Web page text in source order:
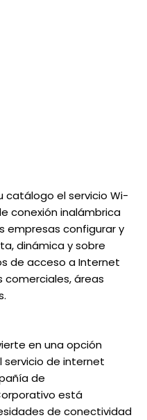
catálogo el servicio Wi-
conexión inalámbrica
empresas configurar y
dinámica y sobre
de acceso a Internet
áreas
en una opción
de internet
de
está
de conectividad